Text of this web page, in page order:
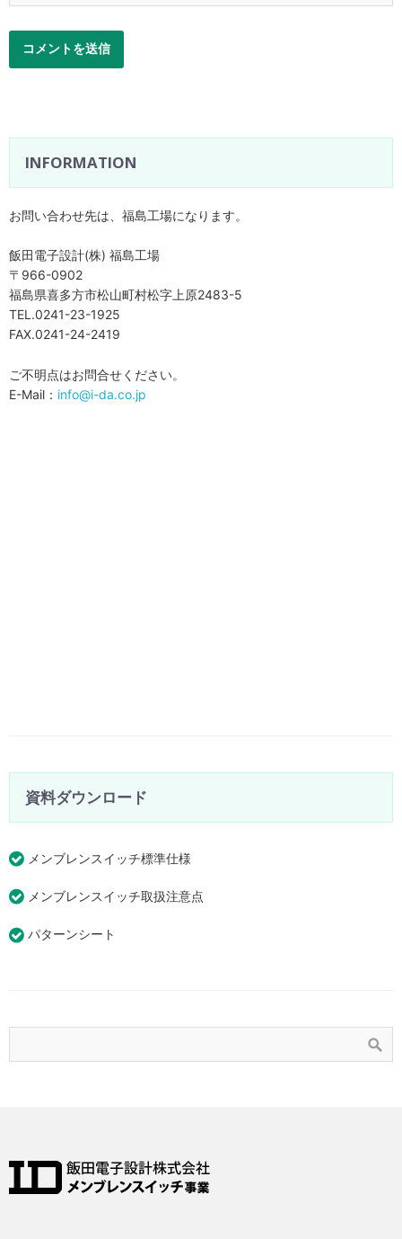
INFORMATION
お問い合わせ先は、福島工場になります。
飯田電子設計(株) 福島工場
〒966-0902
福島県喜多方市松山町村松字上原2483-5
TEL.0241-23-1925
FAX.0241-24-2419
ご不明点はお問合せください。
E-Mail： info@i-da.co.jp
資料ダウンロード
メンブレンスイッチ標準仕様
メンブレンスイッチ取扱注意点
パターンシート